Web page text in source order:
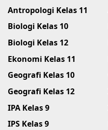
Antropologi Kelas 11
Biologi Kelas 10
Biologi Kelas 12
Ekonomi Kelas 11
Geografi Kelas 10
Geografi Kelas 12
IPA Kelas 9
IPS Kelas 9